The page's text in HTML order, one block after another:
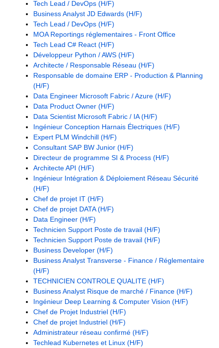
Tech Lead / DevOps (H/F)
Business Analyst JD Edwards (H/F)
Tech Lead / DevOps (H/F)
MOA Reportings réglementaires - Front Office
Tech Lead C# React (H/F)
Développeur Python / AWS (H/F)
Architecte / Responsable Réseau (H/F)
Responsable de domaine ERP - Production & Planning
(H/F)
Data Engineer Microsoft Fabric / Azure (H/F)
Data Product Owner (H/F)
Data Scientist Microsoft Fabric / IA (H/F)
Ingénieur Conception Harnais Électriques (H/F)
Expert PLM Windchill (H/F)
Consultant SAP BW Junior (H/F)
Directeur de programme SI & Process (H/F)
Architecte API (H/F)
Ingénieur Intégration & Déploiement Réseau Sécurité
(H/F)
Chef de projet IT (H/F)
Chef de projet DATA (H/F)
Data Engineer (H/F)
Technicien Support Poste de travail (H/F)
Technicien Support Poste de travail (H/F)
Business Developer (H/F)
Business Analyst Transverse - Finance / Réglementaire
(H/F)
TECHNICIEN CONTROLE QUALITE (H/F)
Business Analyst Risque de marché / Finance (H/F)
Ingénieur Deep Learning & Computer Vision (H/F)
Chef de Projet Industriel (H/F)
Chef de projet Industriel (H/F)
Administrateur réseau confirmé (H/F)
Techlead Kubernetes et Linux (H/F)